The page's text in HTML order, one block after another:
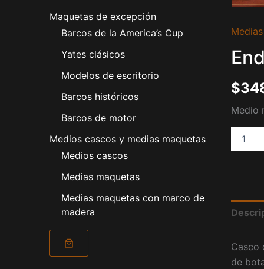
Maquetas de excepción
Barcos de la America’s Cup
Yates clásicos
Modelos de escritorio
Barcos históricos
Barcos de motor
Medios cascos y medias maquetas
Medios cascos
Medias maquetas
Medias maquetas con marco de
madera
$
Medio
1934
cantidad
Casco
de